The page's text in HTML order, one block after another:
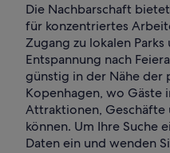
Die Nachbarschaft
für konzentriertes
Zugang zu lokalen
Entspannung nach
günstig in der Nähe der
Kopenhagen, wo Gäste
Attraktionen, Geschäfte
können. Um Ihre Suche
Daten ein und wenden